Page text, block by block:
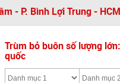
- P. Bình Lợi Trung - HCM
Trùm bỏ buôn số lượng
quốc